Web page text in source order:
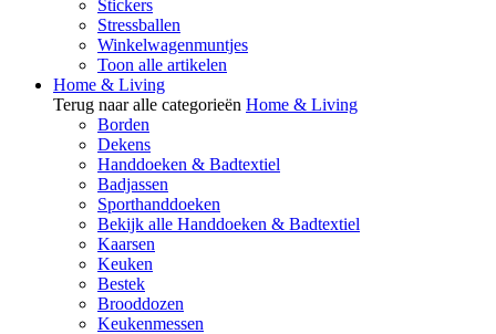
Stickers
Stressballen
Winkelwagenmuntjes
Toon alle artikelen
Home & Living
Terug naar alle categorieën Home & Living
Borden
Dekens
Handdoeken & Badtextiel
Badjassen
Sporthanddoeken
Bekijk alle Handdoeken & Badtextiel
Kaarsen
Keuken
Bestek
Brooddozen
Keukenmessen